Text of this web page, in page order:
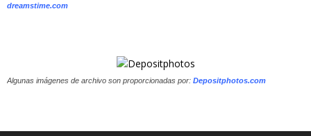
dreamstime.com
Algunas imágenes de archivo son proporcionadas por: Depositphotos.com